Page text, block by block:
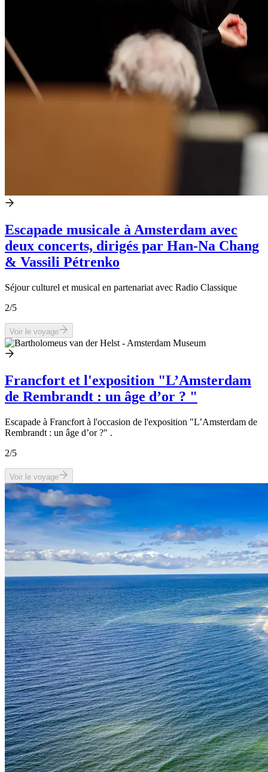
Escapade musicale à Amsterdam avec
deux concerts, dirigés par Han-Na Chang
& Vassili Pétrenko
Séjour culturel et musical en partenariat avec Radio Classique
2/5
Voir le voyage
Francfort et l'exposition "L’Amsterdam
de Rembrandt : un âge d’or ? "
Escapade à Francfort à l'occasion de l'exposition "L’Amsterdam de
Rembrandt : un âge d’or ?" .
2/5
Voir le voyage